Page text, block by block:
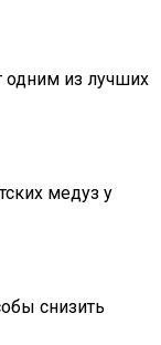
одним из лучших
медуз у
снизить